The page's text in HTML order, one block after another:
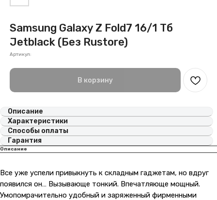
Samsung Galaxy Z Fold7 16/1 Тб
Jetblack (Без Rustore)
Артикул:
В корзину
Описание
Характеристики
Способы оплаты
Гарантия
Описание
Все уже успели привыкнуть к складным гаджетам, но вдруг
появился он… Вызывающе тонкий. Впечатляюще мощный.
Умопомрачительно удобный и заряженный фирменными